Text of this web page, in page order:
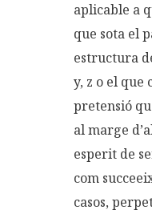
aplicable a
que sota el
estructura
y, z o el
pretensió
al marge
esperit de
com
casos,